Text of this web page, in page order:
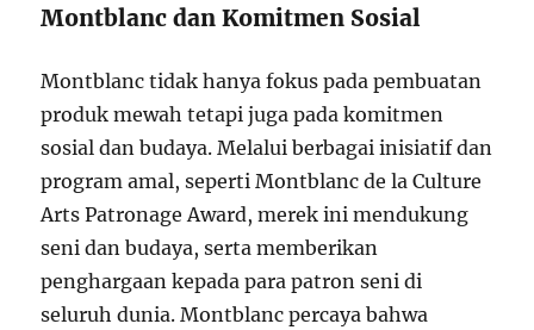
Montblanc dan Komitmen Sosial
Montblanc tidak hanya fokus pada pembuatan
produk mewah tetapi juga pada komitmen
sosial dan budaya. Melalui berbagai inisiatif dan
program amal, seperti Montblanc de la Culture
Arts Patronage Award, merek ini mendukung
seni dan budaya, serta memberikan
penghargaan kepada para patron seni di
seluruh dunia. Montblanc percaya bahwa